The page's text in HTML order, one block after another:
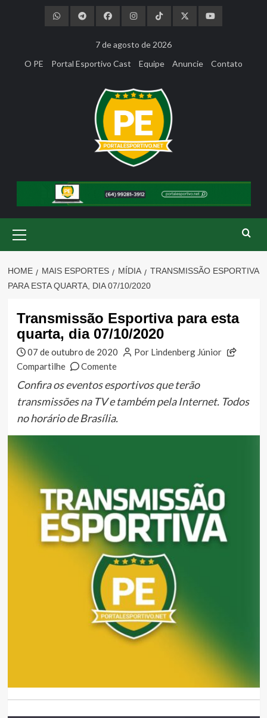
7 de agosto de 2026
O PE
Portal Esportivo Cast Equipe Anuncie Contato
Menu
HOME MAIS ESPORTES MÍDIA
TRANSMISSÃO ESPORTIVA
PARA ESTA QUARTA, DIA 07/10/2020
Transmissão Esportiva para esta
quarta, dia 07/10/2020
07 de outubro de 2020
Por Lindenberg Júnior
Compartilhe
Comente
Confira os eventos esportivos que terão
transmissões na TV e também pela Internet. Todos
no horário de Brasília.